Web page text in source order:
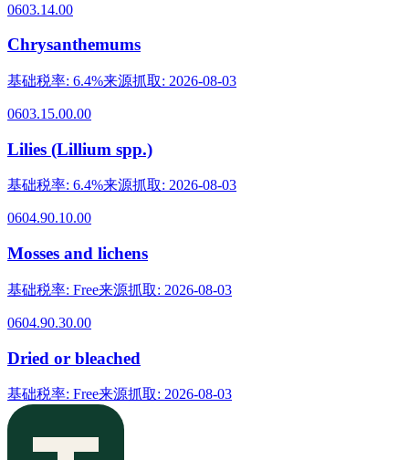
0603.14.00
Chrysanthemums
基础税率: 6.4%来源抓取: 2026-08-03
0603.15.00.00
Lilies (Lillium spp.)
基础税率: 6.4%来源抓取: 2026-08-03
0604.90.10.00
Mosses and lichens
基础税率: Free来源抓取: 2026-08-03
0604.90.30.00
Dried or bleached
基础税率: Free来源抓取: 2026-08-03